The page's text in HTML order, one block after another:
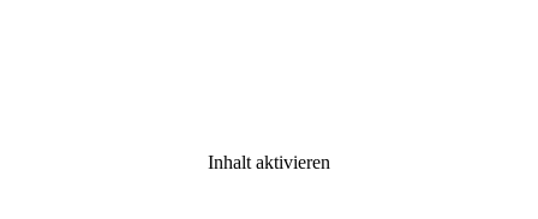
Inhalt aktivieren